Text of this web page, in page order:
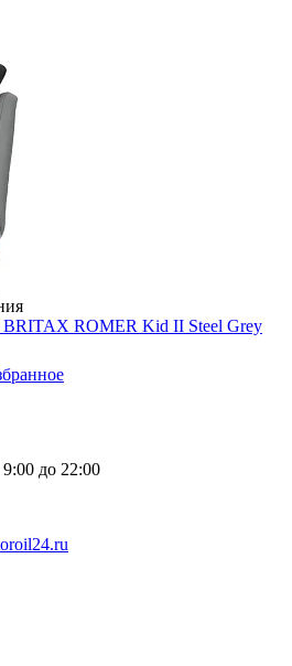
BRITAX ROMER Kid II Steel Grey
до 22:00